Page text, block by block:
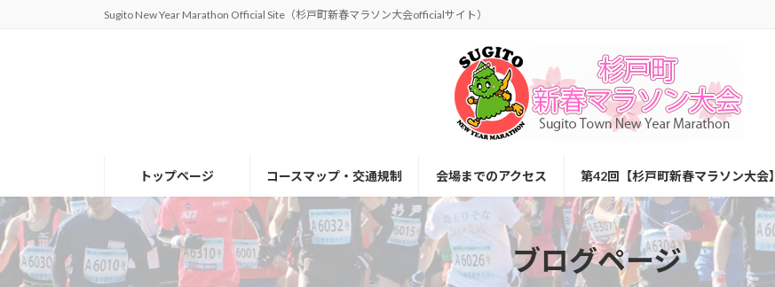
プ
動
Sugito New Year Marathon Official Site（杉戸町新春マラソン大会officialサイト）
トップページ コースマップ・交通規制 会場までのアクセス 第42回【杉戸町新春マラソン大会】
ブログページ